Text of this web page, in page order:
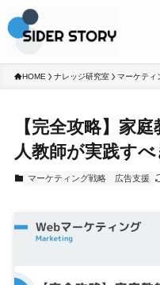
HOME ナレッジ研究室 マーケティ
【完全攻略】家
人教師が実践す
マーケティング戦略 広告支援